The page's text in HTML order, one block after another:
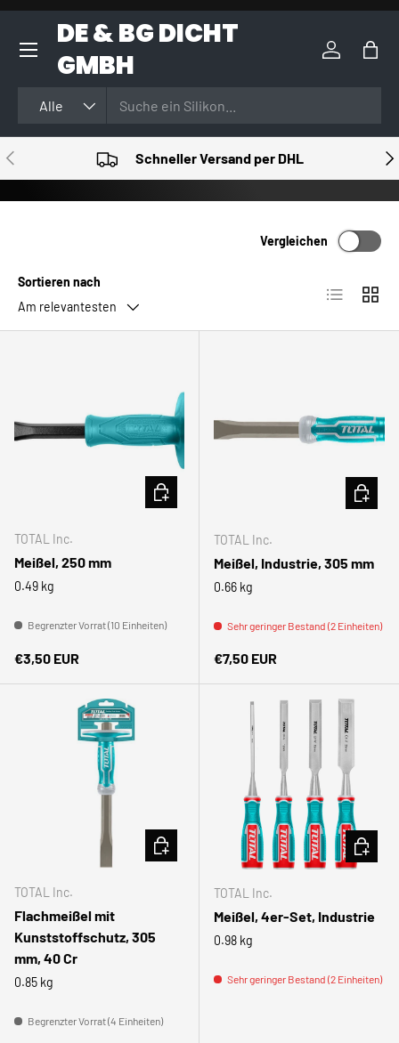
DIREKT ZUM INHALT
DE & BG DICHT
GMBH
Alle
Einloggen
VORHERIGE Schneller Versand per DHL
Sortieren nach
Am relevantesten
Vergleichen
TOTAL Inc.
Meißel, 250 mm
0.49 kg
Begrenzter Vorrat (10 Einheiten)
Normaler Preis
€3,50 EUR
IN DEN WARENKORB
TOTAL Inc.
Meißel, Industrie, 305 mm
0.66 kg
Sehr geringer Bestand (2 Einheiten)
Normaler Preis
€7,50 EUR
IN DEN
TOTAL Inc.
Flachmeißel mit
Kunststoffschutz, 305
mm, 40 Cr
0.85 kg
Begrenzter Vorrat (4 Einheiten)
IN DEN WARENKORB
TOTAL Inc.
Meißel, 4er-Set, Industrie
0.98 kg
Sehr geringer Bestand (2 Einheiten)
IN DEN